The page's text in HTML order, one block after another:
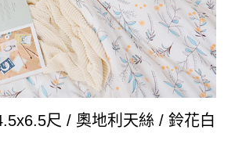
尺 / 奧地利天絲 / 鈴花白